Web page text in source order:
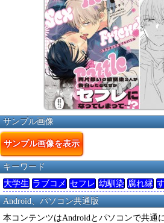
サンプル画像
サンプル画像を表示
キーワード
大学生 ラブコメ セフレ 幼馴染 腐れ縁
Android、パソコン共通版
本コンテンツはAndroidとパソコンで共通